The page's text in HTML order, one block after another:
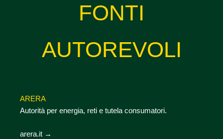
FONTI
AUTOREVOLI
ARERA
Autorità per energia, reti e tutela consumatori.
arera.it →